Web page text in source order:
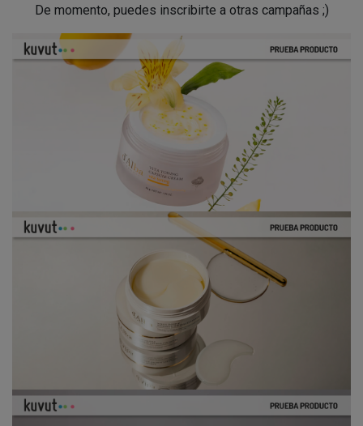
De momento, puedes inscribirte a otras campañas ;)